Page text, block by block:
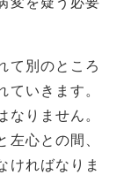
て別のところ
いきます。
りません。
心との間、
ければなりま